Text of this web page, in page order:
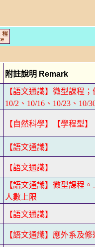
附註說明 Remark
【語文通識】微型課程
10/2、10/16、10/23、
【自然科學】【學程型】
【語文通識】
【語文通識】
【語文通識】微型課程
人數上限
【語文通識】
【語文通識】應外系及